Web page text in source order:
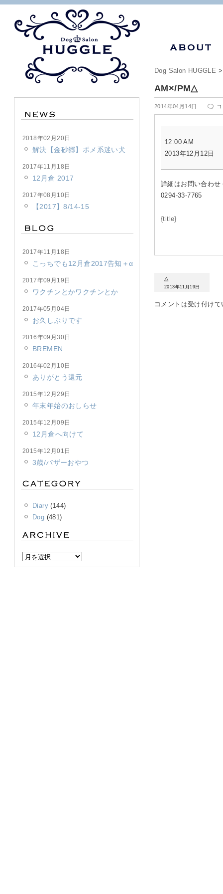
Dog Salon HUGGLE
AM×/PM△
2014年04月14日
は
12:00 AM
2013年12月12日
詳細はお問い合わせ
0294-33-7765
{title}
△
2013年11月19日
コメントは受け付け
2018年02月20日
解決【金砂郷】ポメ系迷い犬
2017年11月18日
12月倉 2017
2017年08月10日
【2017】8/14-15
2017年11月18日
こっちでも12月倉2017告知＋α
2017年09月19日
ワクチンとかワクチンとか
2017年05月04日
お久しぶりです
2016年09月30日
BREMEN
2016年02月10日
ありがとう還元
2015年12月29日
年末年始のおしらせ
2015年12月09日
12月倉へ向けて
2015年12月01日
3歳/バザーおやつ
Diary(144)
Dog (481)